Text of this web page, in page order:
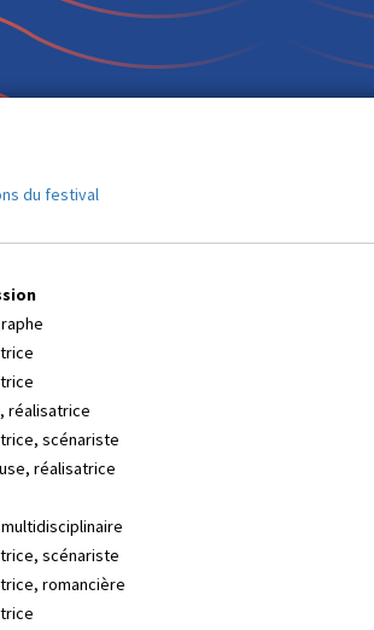
du festival
réalisatrice
scénariste
réalisatrice
scénariste
romancière